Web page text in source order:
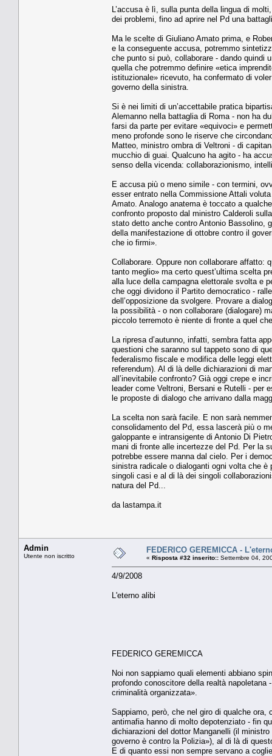
L’accusa è lì, sulla punta della lingua di
dei problemi, fino ad aprire nel Pd una
Ma le scelte di Giuliano Amato prima, e
e la conseguente accusa, potremmo
che punto si può, collaborare - dando quindi
quella che potremmo definire «etica
istituzionale» ricevuto, ha confermato di
governo della sinistra.
Si è nei limiti di un’accettabile pratica
Alemanno nella battaglia di Roma - non ha
farsi da parte per evitare «equivoci» e
meno profonde sono le riserve che
Matteo, ministro ombra di Veltroni - di
mucchio di guai. Qualcuno ha agito - ha
senso della vicenda: collaborazionismo,
E accusa più o meno simile - con termini,
esser entrato nella Commissione Attali
Amato. Analogo anatema è toccato a
confronto proposto dal ministro Calderoli
stato detto anche contro Antonio Bassolino,
della manifestazione di ottobre contro il
che io firmi».
Collaborare. Oppure non collaborare affatto:
tanto meglio» ma certo quest’ultima scelta
alla luce della campagna elettorale svolta e
che oggi dividono il Partito democratico -
dell’opposizione da svolgere. Provare a
la possibilità - o non collaborare (dialogare)
piccolo terremoto è niente di fronte a quel
La ripresa d’autunno, infatti, sembra fatta
questioni che saranno sul tappeto sono di
federalismo fiscale e modifica delle leggi
referendum). Al di là delle dichiarazioni di
all’inevitabile confronto? Già oggi crepe e
leader come Veltroni, Bersani e Rutelli - per
le proposte di dialogo che arrivano dalla
La scelta non sarà facile. E non sarà
consolidamento del Pd, essa lascerà più o
galoppante e intransigente di Antonio Di
mani di fronte alle incertezze del Pd. Per la
potrebbe essere manna dal cielo. Per i
sinistra radicale o dialoganti ogni volta che
singoli casi e al di là dei singoli
natura del Pd...
da lastampa.it
Admin
Utente non iscritto
FEDERICO GEREMICCA -
« Risposta #32 inserito:: Settembre 04,
4/9/2008
L'eterno alibi
FEDERICO GEREMICCA
Noi non sappiamo quali elementi abbiano
profondo conoscitore della realtà napoletana
criminalità organizzata».
Sappiamo, però, che nel giro di qualche
antimafia hanno di molto depotenziato - fin
dichiarazioni del dottor Manganelli (il
governo è contro la Polizia»), al di là di
E di quanto essi non sempre servano a